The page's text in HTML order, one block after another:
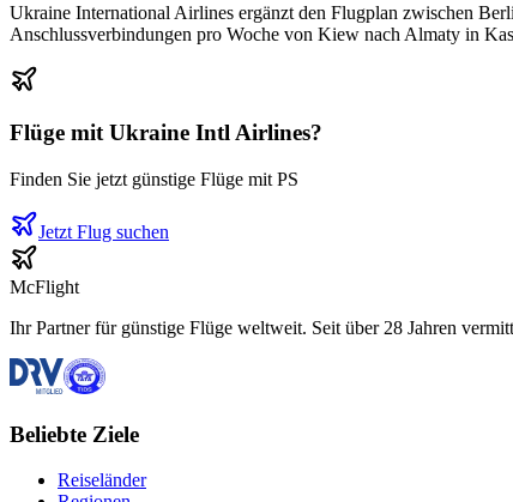
Ukraine International Airlines ergänzt den Flugplan zwischen
Anschlussverbindungen pro Woche von Kiew nach Almaty in
Flüge mitUkraine Intl Airlines?
Finden Sie jetzt günstige Flüge mit PS
Jetzt Flug suchen
McFlight
Ihr Partner für günstige Flüge weltweit. Seit über 28 Jahren
Beliebte Ziele
Reiseländer